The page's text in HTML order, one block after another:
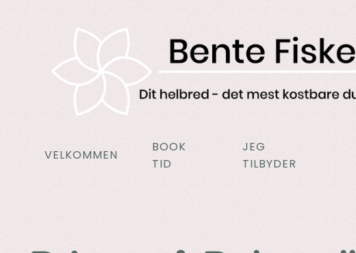
Gå til hovedindhold
VELKOMMEN
BOOK
TID
JEG
TILBYDER